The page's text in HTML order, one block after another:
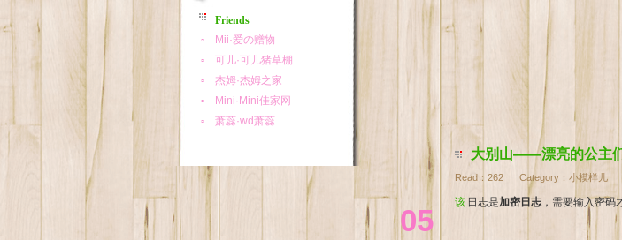
05
大别山——漂亮的公主
Read： 262 Category： 小模样儿
该日志是加密日志，需要输入密码
Friends